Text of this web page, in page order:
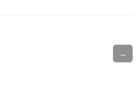
→